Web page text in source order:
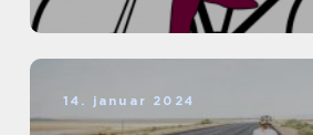
14. januar 2024